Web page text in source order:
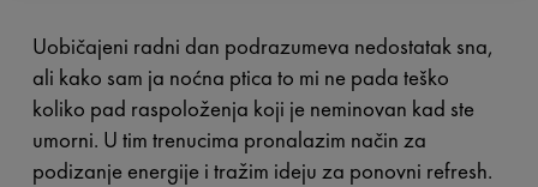
Uobičajeni radni dan podrazumeva nedostatak sna,
ali kako sam ja noćna ptica to mi ne pada teško
koliko pad raspoloženja koji je neminovan kad ste
umorni. U tim trenucima pronalazim način za
podizanje energije i tražim ideju za ponovni refresh.